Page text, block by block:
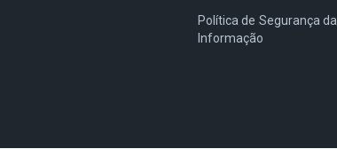
Política de Segurança da
Informação